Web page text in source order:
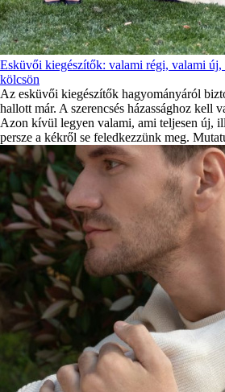
Esküvői kiegészítők: valami régi, valami
kölcsön
Az esküvői kiegészítők hagyományáról
hallott már. A szerencsés házassághoz kell
Azon kívül legyen valami, ami teljesen új,
persze a kékről se feledkezzünk meg.